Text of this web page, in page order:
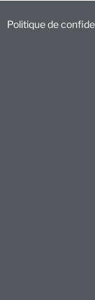
Politique de